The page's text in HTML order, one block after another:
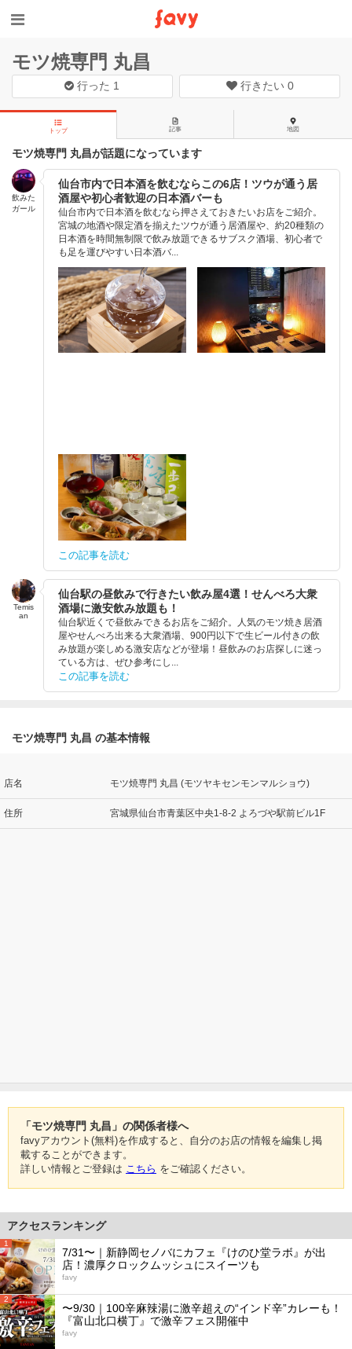
モツ焼専門 丸昌
行った 1 行きたい 0
トップ 記事 地図
モツ焼専門 丸昌が話題になっています
飲みた
ガール
仙台市内で日本酒を飲むならこの6店！ツウが通う居
酒屋や初心者歓迎の日本酒バーも
仙台市内で日本酒を飲むなら押さえておきたいお店をご紹介。
宮城の地酒や限定酒を揃えたツウが通う居酒屋や、約20種類の
日本酒を時間無制限で飲み放題できるサブスク酒場、初心者で
も足を運びやすい日本酒バ...
この記事を読む
Temis
an
仙台駅の昼飲みで行きたい飲み屋4選！せんべろ大衆
酒場に激安飲み放題も！
仙台駅近くで昼飲みできるお店をご紹介。人気のモツ焼き居酒
屋やせんべろ出来る大衆酒場、900円以下で生ビール付きの飲
み放題が楽しめる激安店などが登場！昼飲みのお店探しに迷っ
ている方は、ぜひ参考にし...
この記事を読む
モツ焼専門 丸昌 の基本情報
店名 モツ焼専門 丸昌 (モツヤキセンモンマルショウ)
住所 宮城県仙台市青葉区中央1-8-2 よろづや駅前ビル1F
「モツ焼専門 丸昌」の関係者様へ
favyアカウント(無料)を作成すると、自分のお店の情報を編集し掲
載することができます。
詳しい情報とご登録は こちら をご確認ください。
アクセスランキング
1
7/31〜｜新静岡セノバにカフェ『けのひ堂ラボ』が出
店！濃厚クロックムッシュにスイーツも
favy
2
〜9/30｜100辛麻辣湯に激辛超えの“インド辛”カレーも！
『富山北口横丁』で激辛フェス開催中
favy